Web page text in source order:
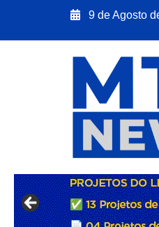
9 de Agosto